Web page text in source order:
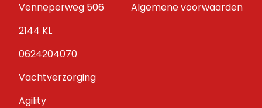
Venneperweg 506
2144 KL
0624204070
Algemene voorwaarden
Vachtverzorging
Agility